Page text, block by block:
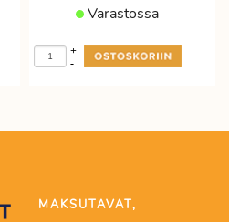
Varastossa
-
+
MAKSUTAVAT,